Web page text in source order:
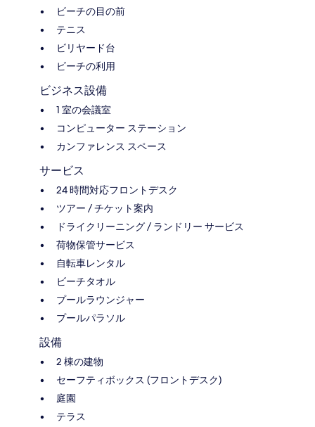
ビーチの目の前
テニス
ビリヤード台
ビーチの利用
ビジネス設備
1 室の会議室
コンピューター ステーション
カンファレンス スペース
サービス
24 時間対応フロントデスク
ツアー / チケット案内
ドライクリーニング / ランドリー サービス
荷物保管サービス
自転車レンタル
ビーチタオル
プールラウンジャー
プールパラソル
設備
2 棟の建物
セーフティボックス (フロントデスク)
庭園
テラス